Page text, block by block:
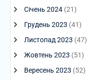
Січень 2024(21)
Грудень 2023 (41)
Листопад 2023 (47)
Жовтень 2023 (51)
Вересень 2023 (52)